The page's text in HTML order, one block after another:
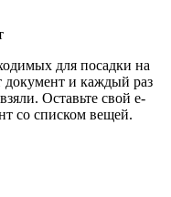
для посадки на
документ и каждый раз
Оставьте свой e-
со списком вещей.